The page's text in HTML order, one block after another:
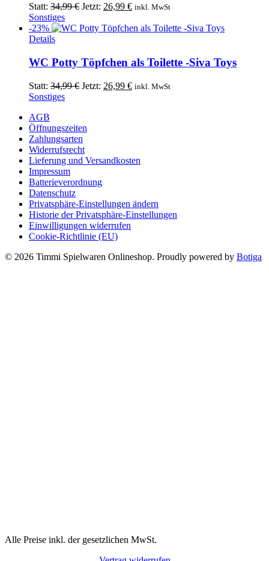
Statt: 34,99€ Ursprünglicher
war:
Jetzt: 26,99 €Aktueller
ist:
inkl. MwSt
Sonstiges
-23%
Details
WC Potty Töpfchen als Toilette -Siva Toys
Statt: 34,99€ Ursprünglicher
Jetzt: 26,99 €Aktueller
inkl. MwSt
Sonstiges
AGB
Öffnungszeiten
Zahlungsarten
Widerrufsrecht
Lieferung und Versandkosten
Impressum
Batterieverordnung
Datenschutz
Privatsphäre-Einstellungen ändern
Historie der Privatsphäre-Einstellungen
Einwilligungen widerrufen
Cookie-Richtlinie (EU)
© 2026 Timmi Spielwaren Onlineshop. Proudly powered by Botiga
Alle Preise inkl. der gesetzlichen MwSt.